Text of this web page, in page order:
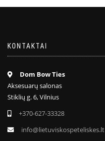
KONTAKTAI
Dom Bow Ties
Aksesuarų salonas
Stiklių g. 6, Vilnius
+370-627-33328
info@lietuviskospeteliskes.lt